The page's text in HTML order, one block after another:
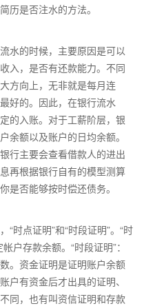
历是否注水的方法。
水的时候，主要原因是可以
入，是否有还款能力。不同
方向上，无非就是每月连
好的。因此，在银行流水
的入账。对于工薪阶层，银
余额以及账户的日均余额。
行主要会查看借款人的进出
再根据银行自有的模型测算
是否能够按时偿还债务。
时点证明”和“时段证明”。“时
户存款余额。“时段证明”：
。资金证明是证明账户余额
户有资金后才出具的证明、
同，也有叫资信证明和存款